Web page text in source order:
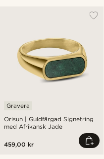
Orisun | Guldfärgad Signetring
med Afrikansk Jade
Gravera
459,00 kr